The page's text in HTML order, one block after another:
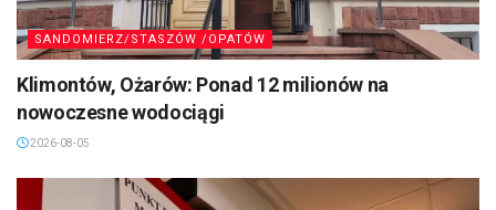
SANDOMIERZ/STASZÓW /OPATÓW
Klimontów, Ożarów: Ponad 12 milionów na
nowoczesne wodociągi
2026-08-05